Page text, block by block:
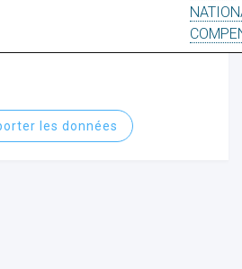
les données